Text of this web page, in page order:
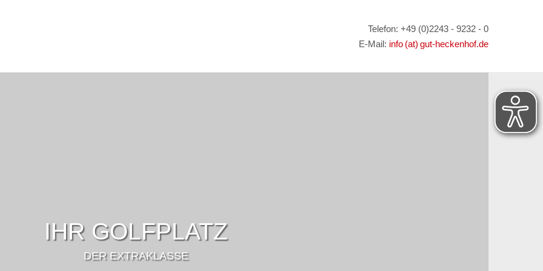
Telefon: +49 (0)2243 - 9232 - 0
E-Mail: info (at) gut-heckenhof.de
IHR GOLFPLATZ
DER EXTRAKLASSE